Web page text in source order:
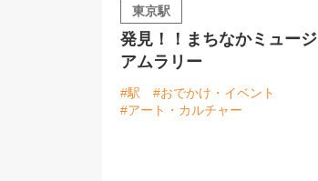
東京駅
発見！！まちなかミュージ
アムラリー
#駅
#おでかけ・イベント
#アート・カルチャー